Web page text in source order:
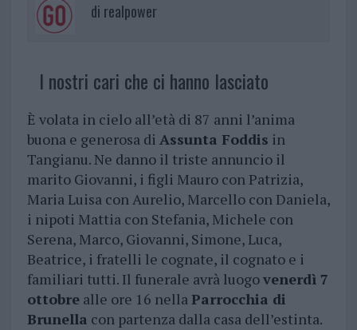
di realpower
I nostri cari che ci hanno lasciato
È volata in cielo all’età di 87 anni l’anima
buona e generosa di Assunta Foddis in
Tangianu. Ne danno il triste annuncio il
marito Giovanni, i figli Mauro con Patrizia,
Maria Luisa con Aurelio, Marcello con Daniela,
i nipoti Mattia con Stefania, Michele con
Serena, Marco, Giovanni, Simone, Luca,
Beatrice, i fratelli le cognate, il cognato e i
familiari tutti. Il funerale avrà luogovenerdì 7
ottobrealle ore 16 nellaParrocchia di
Brunella con partenza dalla casa dell’estinta.